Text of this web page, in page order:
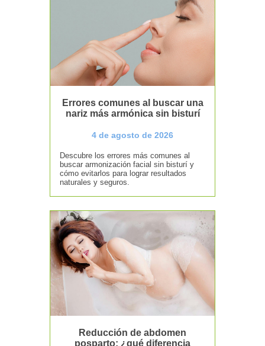
Errores comunes al buscar una
nariz más armónica sin bisturí
4 de agosto de 2026
Descubre los errores más comunes al
buscar armonización facial sin bisturí y
cómo evitarlos para lograr resultados
naturales y seguros.
Reducción de abdomen
posparto: ¿qué diferencia